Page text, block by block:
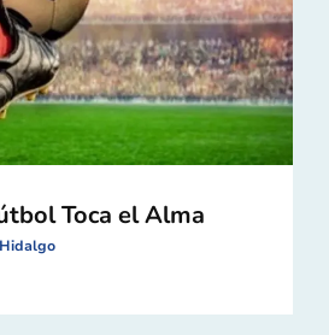
Toca el Alma